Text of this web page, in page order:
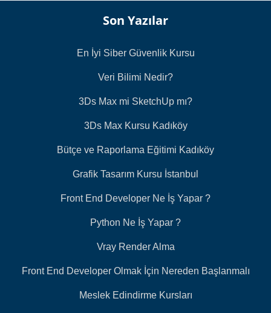
Son Yazılar
En İyi Siber Güvenlik Kursu
Veri Bilimi Nedir?
3Ds Max mi SketchUp mı?
3Ds Max Kursu Kadıköy
Bütçe ve Raporlama Eğitimi Kadıköy
Grafik Tasarım Kursu İstanbul
Front End Developer Ne İş Yapar ?
Python Ne İş Yapar ?
Vray Render Alma
Front End Developer Olmak İçin Nereden Başlanmalı
Meslek Edindirme Kursları